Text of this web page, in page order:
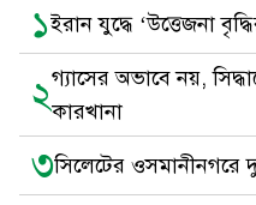
১ইরান যুদ্ধে ‘উত্তেজনা
২গ্যাসের অভাবে নয়,
কারখানা
৩সিলেটের ওসমানীনগরে